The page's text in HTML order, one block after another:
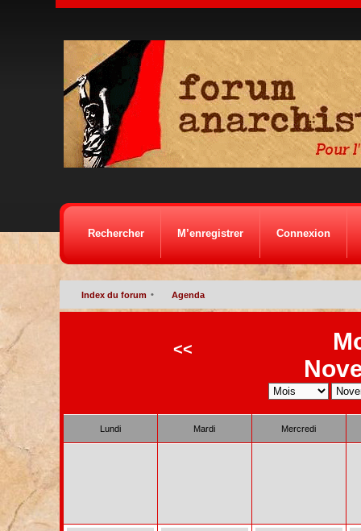
Rechercher M’enregistrer Connexion
Index du forum • Agenda
<<
Lundi Mardi Mercredi